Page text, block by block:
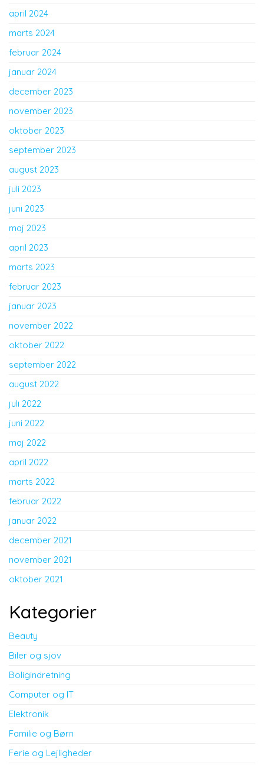
april 2024
marts 2024
februar 2024
januar 2024
december 2023
november 2023
oktober 2023
september 2023
august 2023
juli 2023
juni 2023
maj 2023
april 2023
marts 2023
februar 2023
januar 2023
november 2022
oktober 2022
september 2022
august 2022
juli 2022
juni 2022
maj 2022
april 2022
marts 2022
februar 2022
januar 2022
december 2021
november 2021
oktober 2021
Kategorier
Beauty
Biler og sjov
Boligindretning
Computer og IT
Elektronik
Familie og Børn
Ferie og Lejligheder